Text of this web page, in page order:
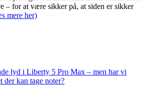
– for at være sikker på, at siden er sikker
mere her)
lyd i Liberty 5 Pro Max – men har vi
der kan tage noter?